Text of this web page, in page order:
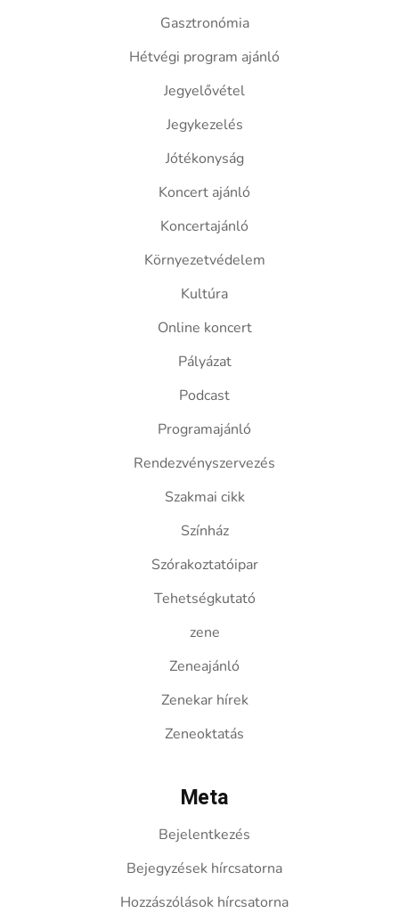
Gasztronómia
Hétvégi program ajánló
Jegyelővétel
Jegykezelés
Jótékonyság
Koncert ajánló
Koncertajánló
Környezetvédelem
Kultúra
Online koncert
Pályázat
Podcast
Programajánló
Rendezvényszervezés
Szakmai cikk
Színház
Szórakoztatóipar
Tehetségkutató
zene
Zeneajánló
Zenekar hírek
Zeneoktatás
Meta
Bejelentkezés
Bejegyzések hírcsatorna
Hozzászólások hírcsatorna